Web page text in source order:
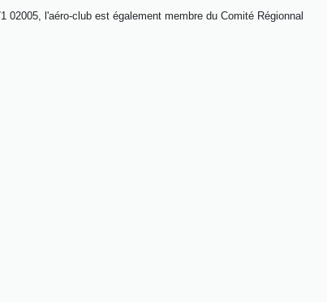
l'aéro-club est également membre du Comité Régionnal